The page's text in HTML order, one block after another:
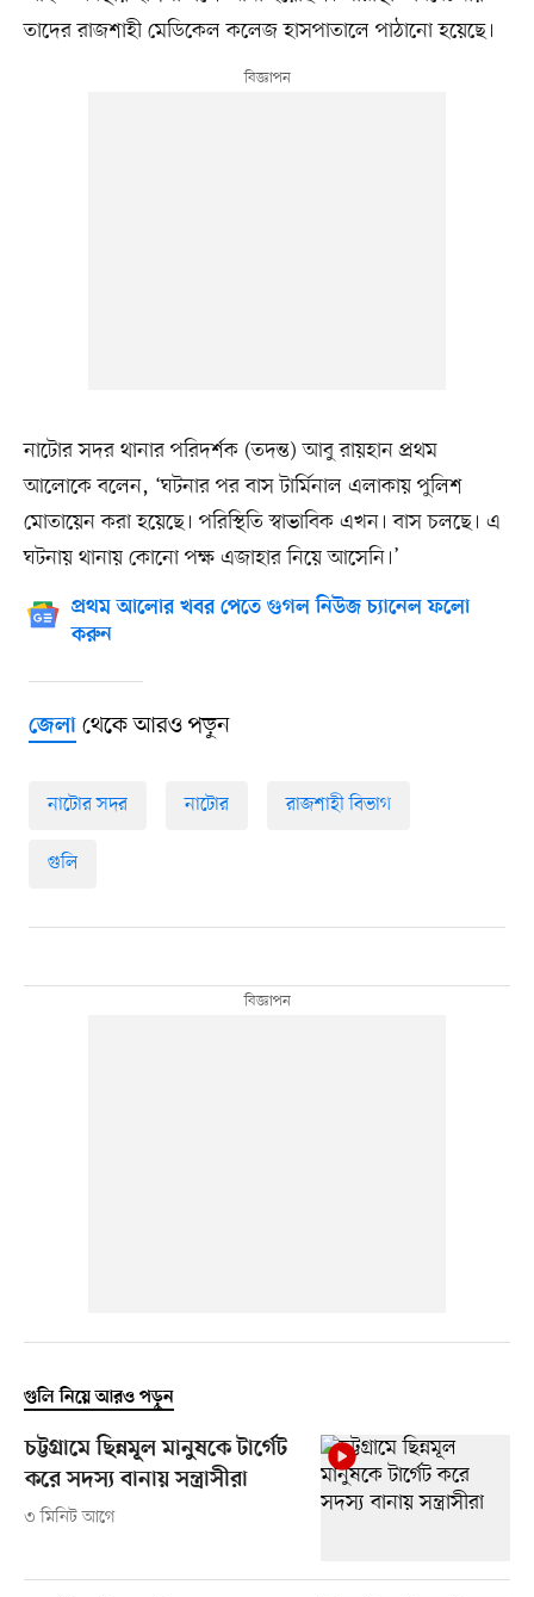
তাদের রাজশাহী মেডিকেল কলেজ হাসপাতালে পাঠানো হয়েছে।
নাটোর সদর থানার পরিদর্শক (তদন্ত) আবু রায়হান প্রথম
আলোকে বলেন, ‘ঘটনার পর বাস টার্মিনাল এলাকায় পুলিশ
মোতায়েন করা হয়েছে। পরিস্থিতি স্বাভাবিক এখন। বাস চলছে। এ
ঘটনায় থানায় কোনো পক্ষ এজাহার নিয়ে আসেনি।’
প্রথম আলোর খবর পেতে গুগল নিউজ চ্যানেল ফলো
করুন
জেলাথেকে আরও পড়ুন
নাটোর সদর নাটোর রাজশাহী বিভাগ
গুলি
গুলি নিয়ে আরও পড়ুন
চট্টগ্রামে ছিন্নমূল মানুষকে টার্গেট
করে সদস্য বানায় সন্ত্রাসীরা
৩ মিনিট আগে